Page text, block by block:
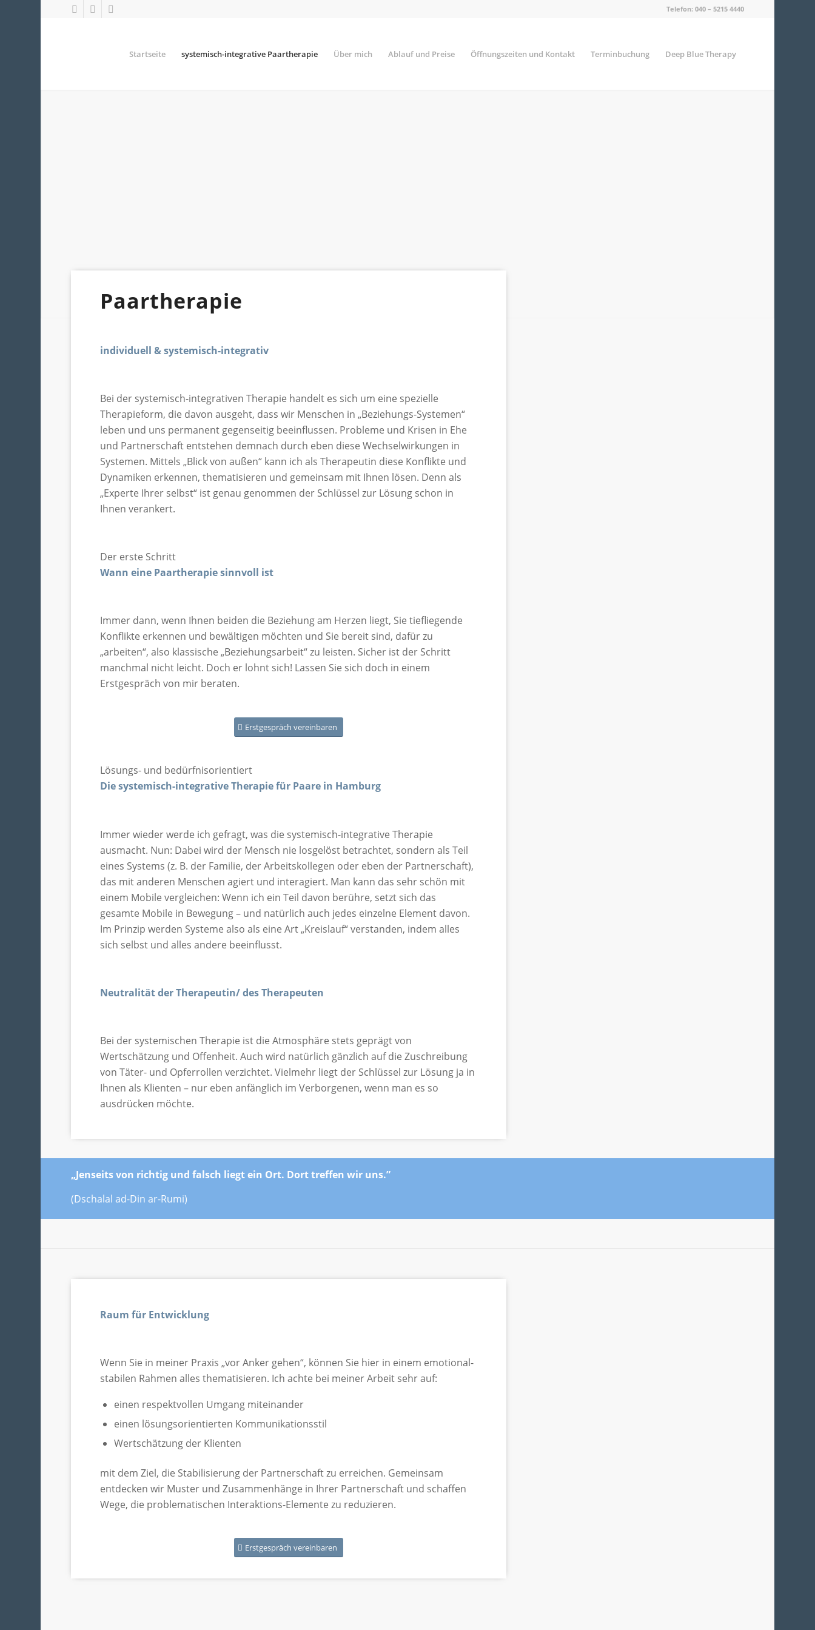
Telefon: 040 – 5215 4440
Startseite systemisch-integrative Paartherapie Über mich Ablauf und Preise Öffnungszeiten und Kontakt Terminbuchung Deep Blue Therapy
Paartherapie
individuell & systemisch-integrativ
Bei der systemisch-integrativen Therapie handelt es sich um eine spezielle
Therapieform, die davon ausgeht, dass wir Menschen in „Beziehungs-Systemen“
leben und uns permanent gegenseitig beeinflussen. Probleme und Krisen in Ehe
und Partnerschaft entstehen demnach durch eben diese Wechselwirkungen in
Systemen. Mittels „Blick von außen“ kann ich als Therapeutin diese Konflikte und
Dynamiken erkennen, thematisieren und gemeinsam mit Ihnen lösen. Denn als
„Experte Ihrer selbst“ ist genau genommen der Schlüssel zur Lösung schon in
Ihnen verankert.
Der erste Schritt
Wann eine Paartherapie sinnvoll ist
Immer dann, wenn Ihnen beiden die Beziehung am Herzen liegt, Sie tiefliegende
Konflikte erkennen und bewältigen möchten und Sie bereit sind, dafür zu
„arbeiten“, also klassische „Beziehungsarbeit“ zu leisten. Sicher ist der Schritt
manchmal nicht leicht. Doch er lohnt sich! Lassen Sie sich doch in einem
Erstgespräch von mir beraten.
Erstgespräch vereinbaren
Lösungs- und bedürfnisorientiert
Die systemisch-integrative Therapie für Paare in Hamburg
Immer wieder werde ich gefragt, was die systemisch-integrative Therapie
ausmacht. Nun: Dabei wird der Mensch nie losgelöst betrachtet, sondern als Teil
eines Systems (z. B. der Familie, der Arbeitskollegen oder eben der Partnerschaft),
das mit anderen Menschen agiert und interagiert. Man kann das sehr schön mit
einem Mobile vergleichen: Wenn ich ein Teil davon berühre, setzt sich das
gesamte Mobile in Bewegung – und natürlich auch jedes einzelne Element davon.
Im Prinzip werden Systeme also als eine Art „Kreislauf“ verstanden, indem alles
sich selbst und alles andere beeinflusst.
Neutralität der Therapeutin/ des Therapeuten
Bei der systemischen Therapie ist die Atmosphäre stets geprägt von
Wertschätzung und Offenheit. Auch wird natürlich gänzlich auf die Zuschreibung
von Täter- und Opferrollen verzichtet. Vielmehr liegt der Schlüssel zur Lösung ja in
Ihnen als Klienten – nur eben anfänglich im Verborgenen, wenn man es so
ausdrücken möchte.
„Jenseits von richtig und falsch liegt ein Ort. Dort treffen wir uns.”
(Dschalal ad-Din ar-Rumi)
Raum für Entwicklung
Wenn Sie in meiner Praxis „vor Anker gehen“, können Sie hier in einem emotional-
stabilen Rahmen alles thematisieren. Ich achte bei meiner Arbeit sehr auf:
einen respektvollen Umgang miteinander
einen lösungsorientierten Kommunikationsstil
Wertschätzung der Klienten
mit dem Ziel, die Stabilisierung der Partnerschaft zu erreichen. Gemeinsam
entdecken wir Muster und Zusammenhänge in Ihrer Partnerschaft und schaffen
Wege, die problematischen Interaktions-Elemente zu reduzieren.
Erstgespräch vereinbaren